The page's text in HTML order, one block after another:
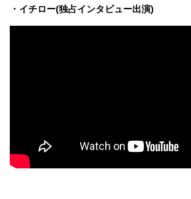
・イチロー(独占インタビュー出演)